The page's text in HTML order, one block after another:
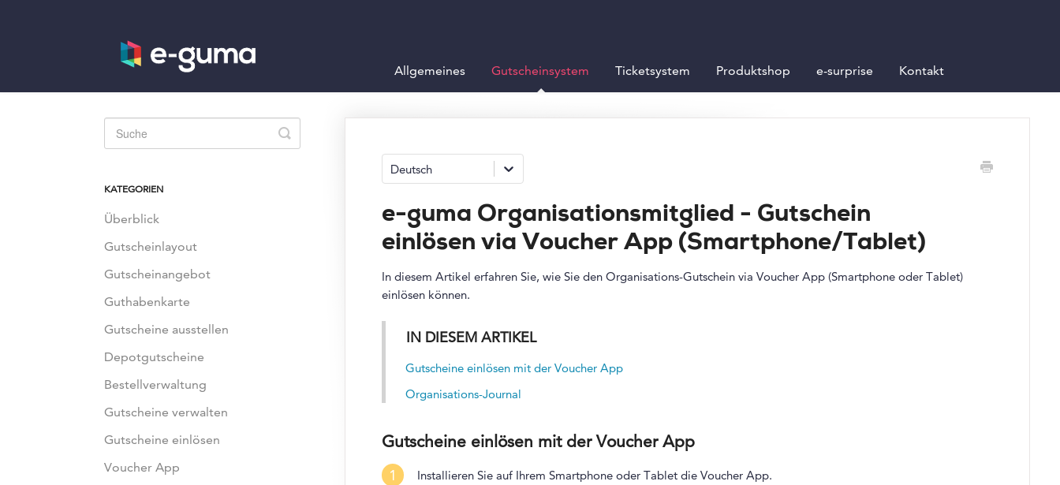
Allgemeines Gutscheinsystem Ticketsystem Produktshop e-surprise Kontakt
Deutsch
e-guma Organisationsmitglied - Gutschein
einlösen via Voucher App (Smartphone/Tablet)
In diesem Artikel erfahren Sie, wie Sie den Organisations-Gutschein via Voucher App (Smartphone oder Tablet)
einlösen können.
IN DIESEM ARTIKEL
Gutscheine einlösen mit der Voucher App
Organisations-Journal
Gutscheine einlösen mit der Voucher App
1 Installieren Sie auf Ihrem Smartphone oder Tablet die Voucher App.
Toggle
Search
KATEGORIEN
Überblick
Gutscheinlayout
Gutscheinangebot
Guthabenkarte
Gutscheine ausstellen
Depotgutscheine
Bestellverwaltung
Gutscheine verwalten
Gutscheine einlösen
Voucher App